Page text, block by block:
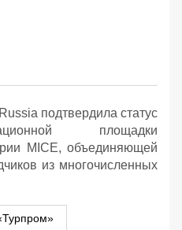
подтвердила статус
площадки
MICE, объединяющей
из многочисленных